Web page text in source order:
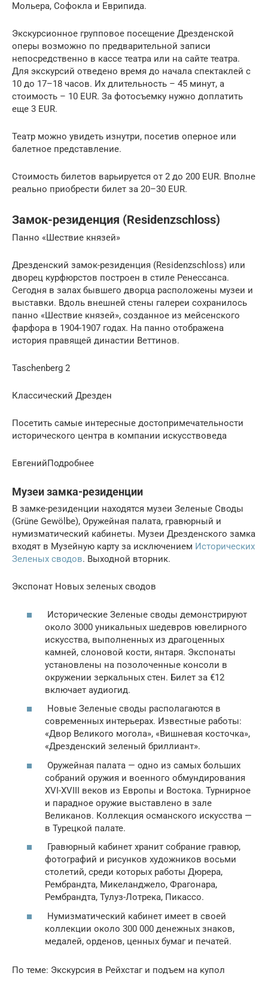
Мольера, Софокла и Еврипида.
Экскурсионное групповое посещение Дрезденской
оперы возможно по предварительной записи
непосредственно в кассе театра или на сайте театра.
Для экскурсий отведено время до начала спектаклей с
10 до 17–18 часов. Их длительность – 45 минут, а
стоимость – 10 EUR. За фотосъемку нужно доплатить
еще 3 EUR.
Театр можно увидеть изнутри, посетив оперное или
балетное представление.
Стоимость билетов варьируется от 2 до 200 EUR. Вполне
реально приобрести билет за 20–30 EUR.
Замок-резиденция (Residenzschloss)
Панно «Шествие князей»
Дрезденский замок-резиденция (Residenzschloss) или
дворец курфюрстов построен в стиле Ренессанса.
Сегодня в залах бывшего дворца расположены музеи и
выставки. Вдоль внешней стены галереи сохранилось
панно «Шествие князей», созданное из мейсенского
фарфора в 1904-1907 годах. На панно отображена
история правящей династии Веттинов.
Taschenberg 2
Классический Дрезден
Посетить самые интересные достопримечательности
исторического центра в компании искусствоведа
ЕвгенийПодробнее
Музеи замка-резиденции
В замке-резиденции находятся музеи Зеленые Своды
(Grüne Gewölbe), Оружейная палата, гравюрный и
нумизматический кабинеты. Музеи Дрезденского замка
входят в Музейную карту за исключением Исторических
Зеленых сводов. Выходной вторник.
Экспонат Новых зеленых сводов
Исторические Зеленые своды демонстрируют
около 3000 уникальных шедевров ювелирного
искусства, выполненных из драгоценных
камней, слоновой кости, янтаря. Экспонаты
установлены на позолоченные консоли в
окружении зеркальных стен. Билет за €12
включает аудиогид.
Новые Зеленые своды располагаются в
современных интерьерах. Известные работы:
«Двор Великого могола», «Вишневая косточка»,
«Дрезденский зеленый бриллиант».
Оружейная палата — одно из самых больших
собраний оружия и военного обмундирования
XVI-XVIII веков из Европы и Востока. Турнирное
и парадное оружие выставлено в зале
Великанов. Коллекция османского искусства —
в Турецкой палате.
Гравюрный кабинет хранит собрание гравюр,
фотографий и рисунков художников восьми
столетий, среди которых работы Дюрера,
Рембрандта, Микеланджело, Фрагонара,
Рембрандта, Тулуз-Лотрека, Пикассо.
Нумизматический кабинет имеет в своей
коллекции около 300 000 денежных знаков,
медалей, орденов, ценных бумаг и печатей.
По теме: Экскурсия в Рейхстаг и подъем на купол